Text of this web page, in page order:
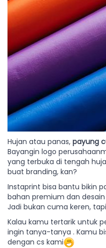
Hujan atau panas, payung
Bayangin logo
yang terbuka di tengah
buat branding, kan?
Instaprint bisa bantu bikin
bahan premium dan
Jadi bukan cuma keren,
Kalau kamu tertarik untuk
ingin tanya-tanya . Kamu
dengan cs kami